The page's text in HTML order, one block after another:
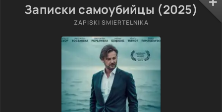
Записки самоубийцы (2025)
ZAPISKI SMIERTELNIKA